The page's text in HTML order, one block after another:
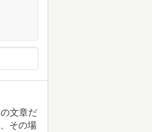
文章だ
その場